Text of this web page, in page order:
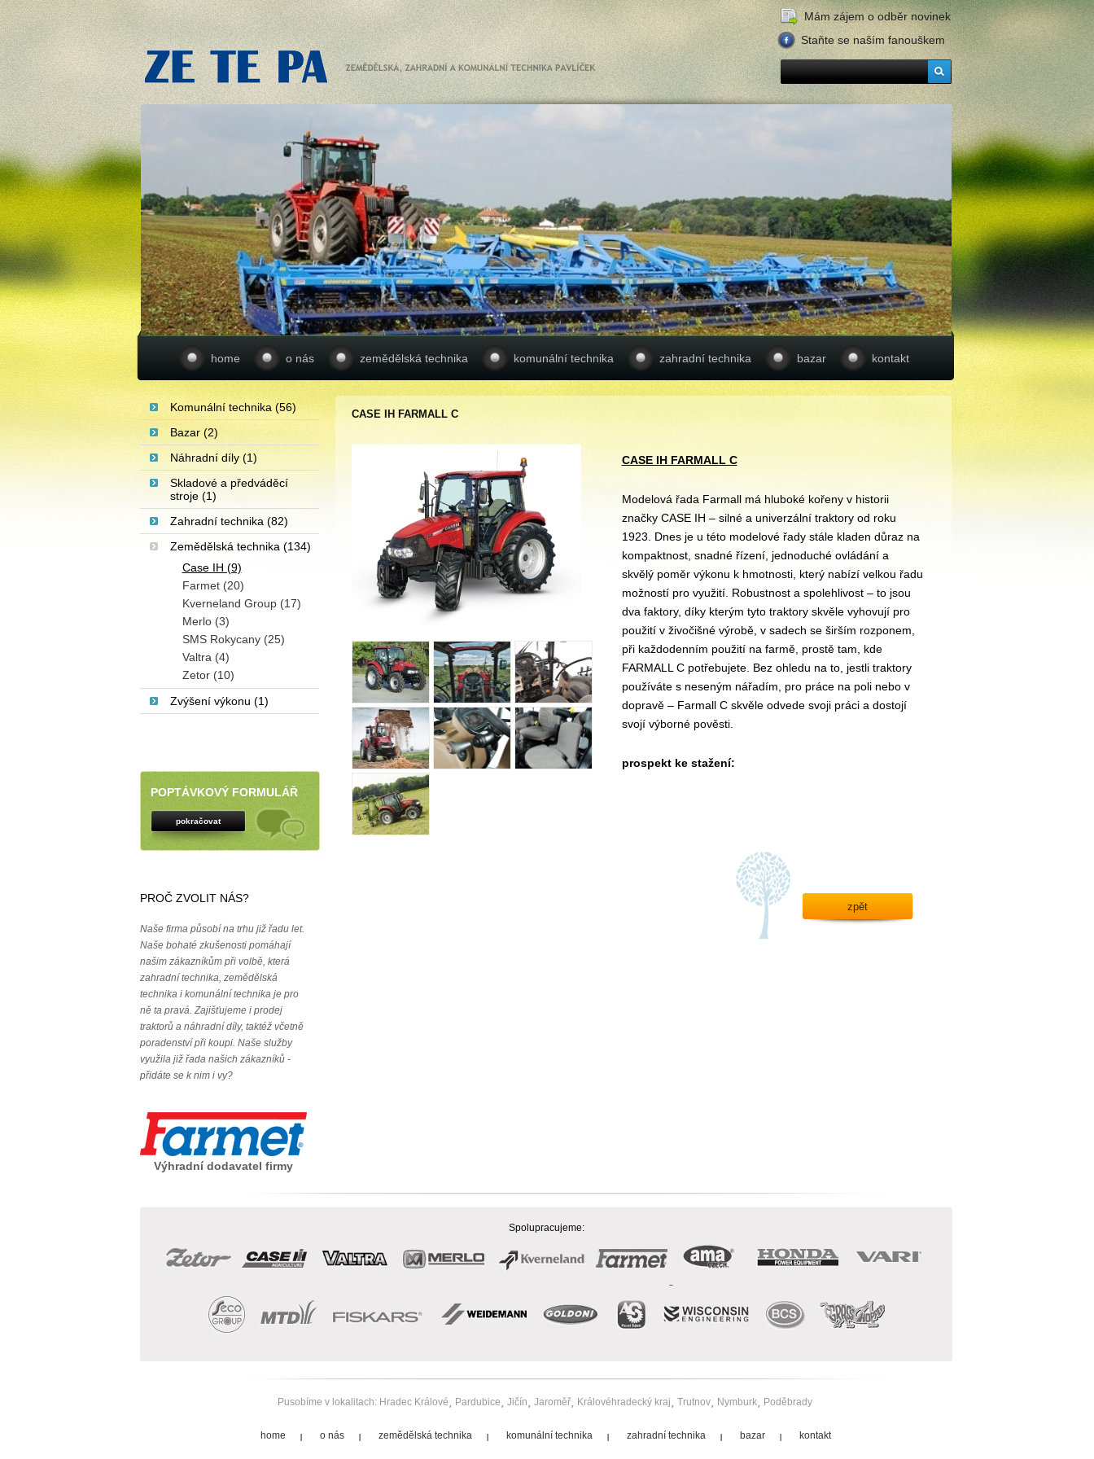
home o nás zemědělská technika komunální technika zahradní technika bazar kontakt
Mám zájem o odběr novinek
Staňte se naším fanouškem
CASE IH FARMALL C
CASE IH FARMALL C
Modelová řada Farmall má hluboké kořeny v historii
značky CASE IH – silné a univerzální traktory od roku
1923. Dnes je u této modelové řady stále kladen důraz na
kompaktnost, snadné řízení, jednoduché ovládání a
skvělý poměr výkonu k hmotnosti, který nabízí velkou řadu
možností pro využití. Robustnost a spolehlivost – to jsou
dva faktory, díky kterým tyto traktory skvěle vyhovují pro
použití v živočišné výrobě, v sadech se širším rozponem,
při každodenním použití na farmě, prostě tam, kde
FARMALL C potřebujete. Bez ohledu na to, jestli traktory
používáte s neseným nářadím, pro práce na poli nebo v
dopravě – Farmall C skvěle odvede svoji práci a dostojí
svojí výborné pověsti.
prospekt ke stažení:
zpět
Komunální technika (56)
Bazar (2)
Náhradní díly (1)
Skladové a předváděcí
stroje (1)
Zahradní technika (82)
Zemědělská technika (134)
Case IH (9)
Farmet (20)
Kverneland Group (17)
Merlo (3)
SMS Rokycany (25)
Valtra (4)
Zetor (10)
Zvýšení výkonu (1)
POPTÁVKOVÝ FORMULÁŘ
pokračovat
PROČ ZVOLIT NÁS?
Naše firma působí na trhu již řadu let.
Naše bohaté zkušenosti pomáhají
našim zákazníkům při volbě, která
zahradní technika, zemědělská
technika i komunální technika je pro
ně ta pravá. Zajišťujeme i prodej
traktorů a náhradní díly, taktéž včetně
poradenství při koupi. Naše služby
využila již řada našich zákazníků -
přidáte se k nim i vy?
Výhradní dodavatel firmy
Spolupracujeme:
Pusobíme v lokalitach: Hradec Králové Pardubice Jičín Jaroměř Královéhradecký kraj Trutnov Nymburk Poděbrady
home o nás zemědělská technika komunální technika zahradní technika bazar kontakt